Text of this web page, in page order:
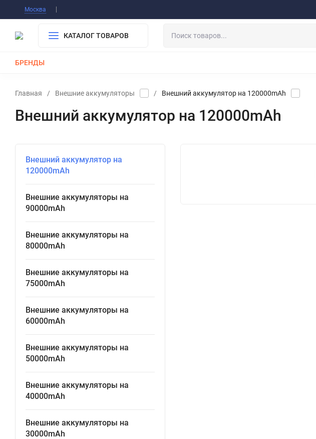
Москва
КАТАЛОГ ТОВАРОВ
БРЕНДЫ
Главная / Внешние аккумуляторы / Внешний аккумулятор на 120000mAh
Внешний аккумулятор на 120000mAh
Внешний аккумулятор на
120000mAh
Внешние аккумуляторы на
90000mAh
Внешние аккумуляторы на
80000mAh
Внешние аккумуляторы на
75000mAh
Внешние аккумуляторы на
60000mAh
Внешние аккумуляторы на
50000mAh
Внешние аккумуляторы на
40000mAh
Внешние аккумуляторы на
30000mAh